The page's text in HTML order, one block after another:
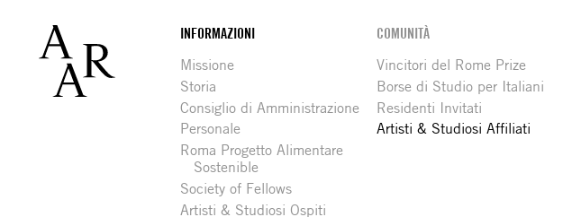
Footer
INFORMAZIONI
Missione
Storia
Consiglio di Amministrazione
Personale
Roma Progetto Alimentare
Sostenible
Society of Fellows
Artisti & Studiosi Ospiti
COMUNITÀ
Vincitori del Rome Prize
Borse di Studio per Italiani
Residenti Invitati
Artisti & Studiosi Affiliati